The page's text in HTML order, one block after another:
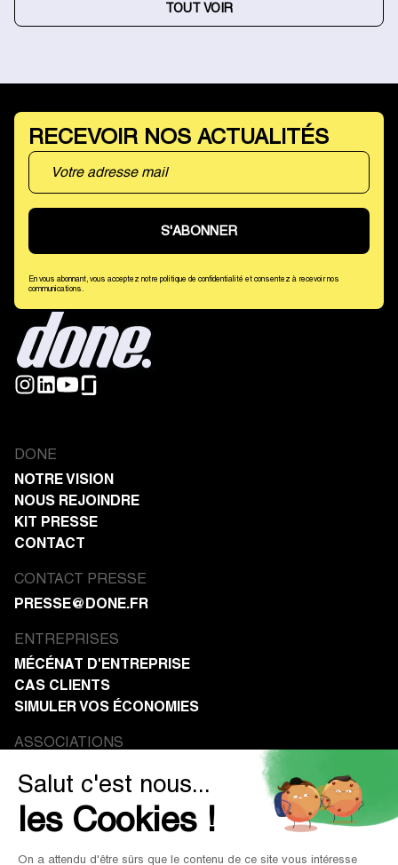
TOUT VOIR
RECEVOIR NOS ACTUALITÉS
En vous abonnant, vous acceptez notre politique de confidentialité et consentez à recevoir nos
communications.
DONE
NOTRE VISION
NOUS REJOINDRE
KIT PRESSE
CONTACT
CONTACT PRESSE
PRESSE@DONE.FR
ENTREPRISES
MÉCÉNAT D'ENTREPRISE
CAS CLIENTS
SIMULER VOS ÉCONOMIES
ASSOCIATIONS
RESSOURCES
BLOG